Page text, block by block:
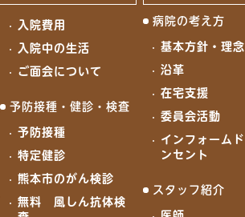
入院費用
入院中の生活
ご面会について
予防接種・健診・検査
予防接種
特定健診
熊本市のがん検診
無料 風しん抗体検
病院の考え方
基本方針・理念
沿革
在宅支援
委員会活動
インフォーム
ンセント
スタッフ紹介